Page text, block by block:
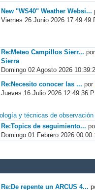
New "WS40" Weather Websi...
Viernes 26 Junio 2026 17:49:49
Re:Meteo Campillos Sierr... por
Sierra
Domingo 02 Agosto 2026
Re:Necesito conocer las ... por
Jueves 16 Julio 2026 12:49:36
y técnicas de observación
Re:Topics de seguimiento...
Domingo 01 Febrero 2026
Re:De repente un ARCUS 4...